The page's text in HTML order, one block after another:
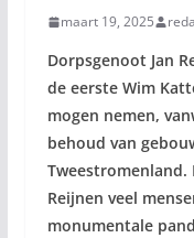
maart 19, 2025
Dorpsgenoot Jan
de eerste Wim
mogen nemen,
behoud van
Tweestromenland.
Reijnen veel
monumentale